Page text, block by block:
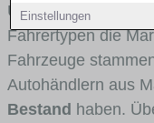
Einstellungen
Umlandverkehr zu
Fahrertypen die
Fahrzeuge
Autohändlern aus
Bestand haben.